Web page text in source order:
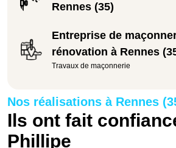
Rennes (35)
Entreprise de
rénovation à Rennes
Travaux de maçonnerie
Nos réalisations à Rennes
Ils ont fait
Phillipe